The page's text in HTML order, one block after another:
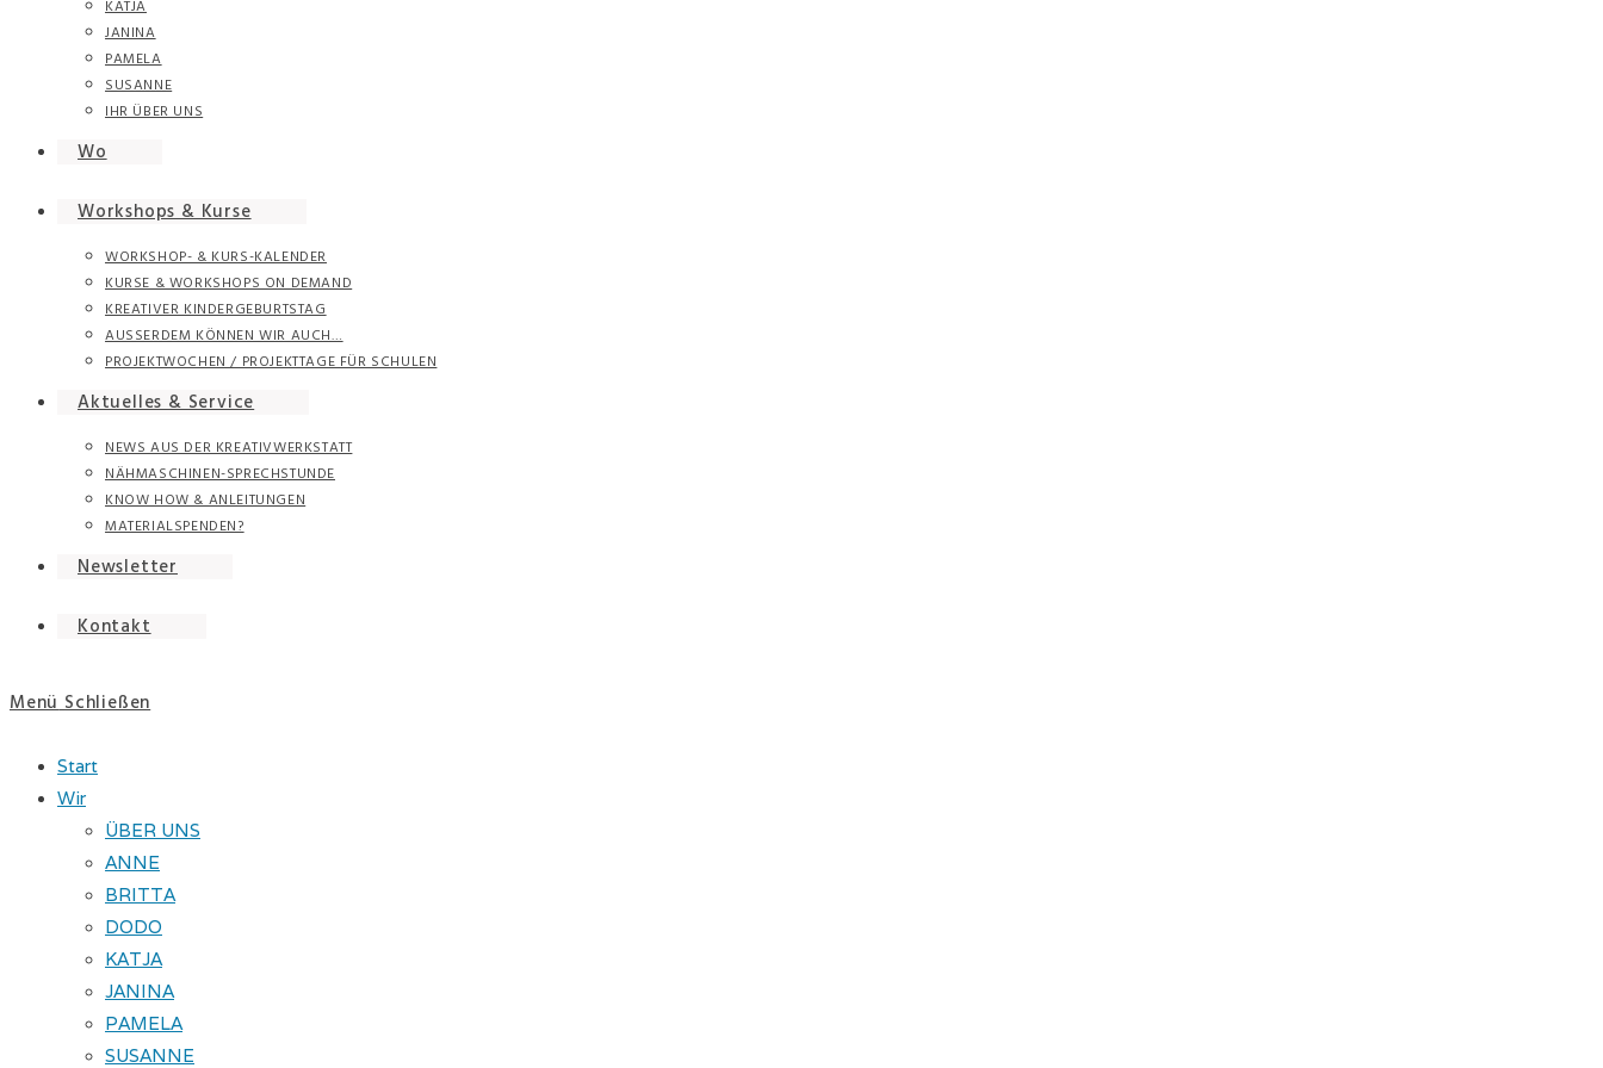
KATJA
JANINA
PAMELA
SUSANNE
IHR ÜBER UNS
Wo
Workshops & Kurse
WORKSHOP- & KURS-KALENDER
KURSE & WORKSHOPS ON DEMAND
KREATIVER KINDERGEBURTSTAG
AUSSERDEM KÖNNEN WIR AUCH…
PROJEKTWOCHEN / PROJEKTTAGE FÜR SCHULEN
Aktuelles & Service
NEWS AUS DER KREATIVWERKSTATT
NÄHMASCHINEN-SPRECHSTUNDE
KNOW HOW & ANLEITUNGEN
MATERIALSPENDEN?
Newsletter
Kontakt
Menü Schließen
Start
Wir
ÜBER UNS
ANNE
BRITTA
DODO
KATJA
JANINA
PAMELA
SUSANNE